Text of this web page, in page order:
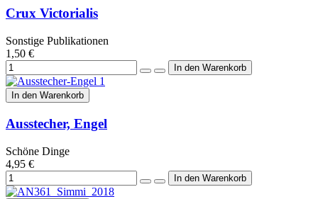
Crux Victorialis
Sonstige Publikationen
1,50 €
In den Warenkorb
Ausstecher, Engel
Schöne Dinge
4,95 €